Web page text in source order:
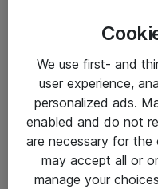
Hitta direkt
Om eShop
We use first- and
user experience,
personalized ads.
enabled and do not
are necessary for the
may accept all or
manage your